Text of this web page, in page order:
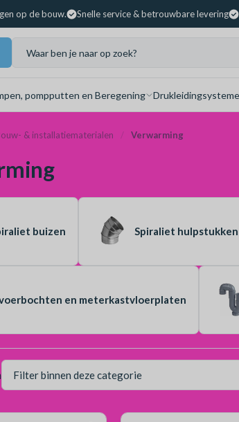
op de bouw. Snelle service & betrouwbare levering
pompputten en Beregening
& installatiematerialen Verwarming
buizen Spiraliet hulpstukken
en meterkastvloerplaten